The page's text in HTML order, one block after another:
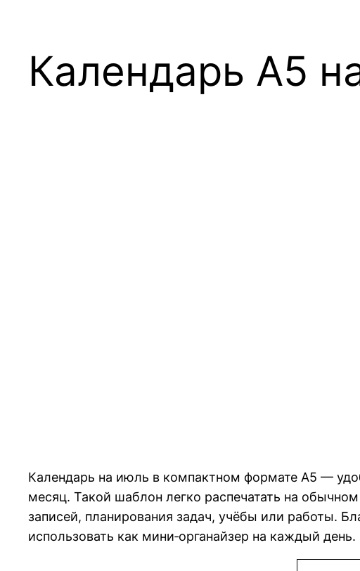
Календарь A5
Календарь на июль в компактном формате A5 —
месяц. Такой шаблон легко распечатать на
записей, планирования задач, учёбы или работы.
использовать как мини‑органайзер на каждый день.